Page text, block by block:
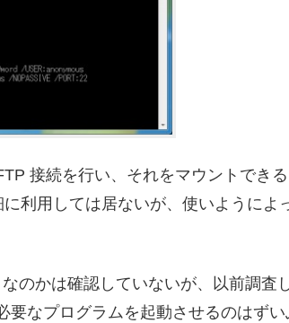
接続を行い、それをマウントでき
利用しては居ないが、使いようによ
のかは確認していないが、以前調査
要なプログラムを起動させるのはず